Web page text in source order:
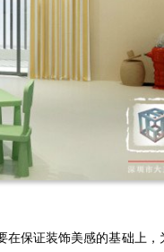
保证装饰美感的基础上，